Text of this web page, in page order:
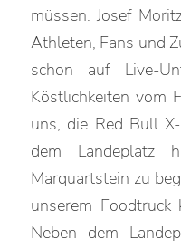
müssen. Josef
Athleten, Fans und
schon auf Live-
Köstlichkeiten vom
uns, die Red Bull
dem Landeplatz
Marquartstein zu
unserem Foodtruck
Neben dem